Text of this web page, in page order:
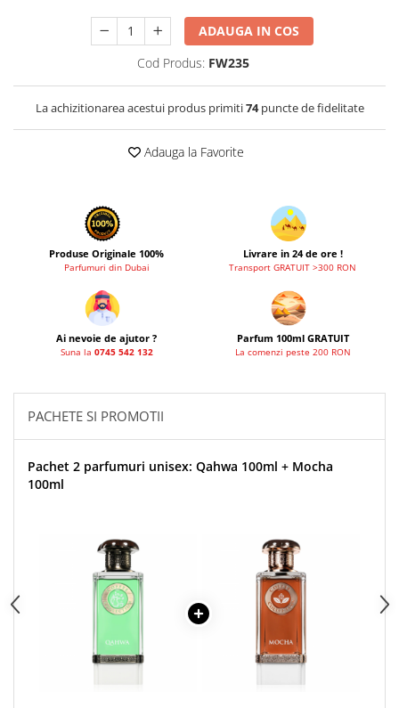
ADAUGA IN COS
Cod Produs: FW235
La achizitionarea acestui produs primiti74puncte de fidelitate
Adauga la Favorite
Produse Originale 100%
Parfumuri din Dubai
Livrare in 24 de ore !
Transport GRATUIT >300 RON
Ai nevoie de ajutor ?
Suna la 0745 542 132
Parfum 100ml GRATUIT
La comenzi peste 200 RON
PACHETE SI PROMOTII
Pachet 2 parfumuri unisex: Qahwa 100ml + Mocha
100ml